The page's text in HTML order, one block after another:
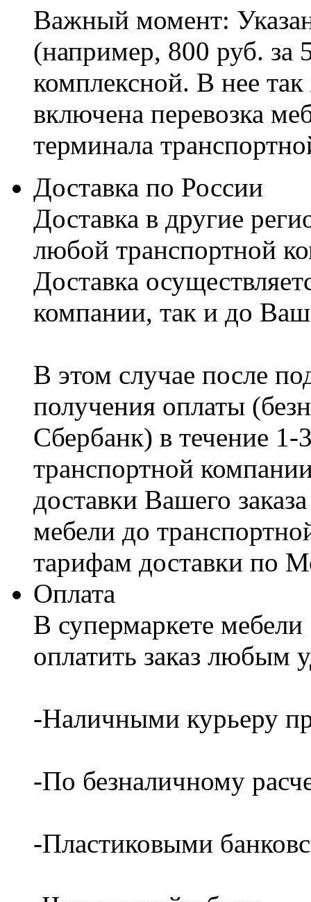
Важный момент:
(например, 800 руб. за
комплексной. В нее
включена перевозка
терминала
Доставка по России
Доставка в другие
любой транспортной
Доставка
компании, так и до
В этом случае после
получения оплаты
Сбербанк) в течение
транспортной
доставки Вашего
мебели до
тарифам доставки по
Оплата
В супермаркете
оплатить заказ любым
-Наличными курьеру
-По безналичному
-Пластиковыми